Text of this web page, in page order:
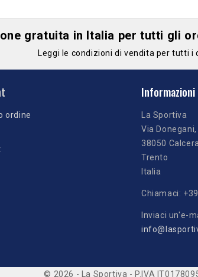
gratuita in Italia per tutti gli
Leggi le condizioni di vendita per tutti i
ordine
Informazioni
La Sportiva
Via Donegani,
38050
Trento
Italia
Chiamaci:
Inviaci un'e-
© 2026 - La Sportiva - P.IVA